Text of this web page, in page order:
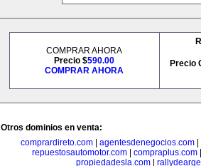
COMPRAR AHORA
Precio $590.00
COMPRAR AHORA
Precio
Otros dominios en venta:
comprardireto.com| agentesdenegocios.com|
repuestosautomotor.com
compraplus.com
propiedadesla.com|